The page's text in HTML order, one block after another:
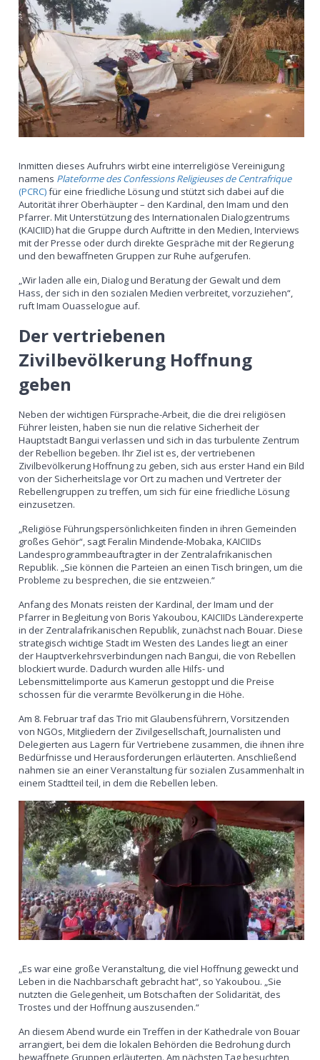
Inmitten dieses Aufruhrs wirbt eine interreligiöse Vereinigung
namens Plateforme des Confessions Religieuses de Centrafrique
(PCRC)für eine friedliche Lösung und stützt sich dabei auf die
Autorität ihrer Oberhäupter – den Kardinal, den Imam und den
Pfarrer. Mit Unterstützung des Internationalen Dialogzentrums
(KAICIID) hat die Gruppe durch Auftritte in den Medien, Interviews
mit der Presse oder durch direkte Gespräche mit der Regierung
und den bewaffneten Gruppen zur Ruhe aufgerufen.
„Wir laden alle ein, Dialog und Beratung der Gewalt und dem
Hass, der sich in den sozialen Medien verbreitet, vorzuziehen“,
ruft Imam Ouasselogue auf.
Der vertriebenen
Zivilbevölkerung Hoffnung
geben
Neben der wichtigen Fürsprache-Arbeit, die die drei religiösen
Führer leisten, haben sie nun die relative Sicherheit der
Hauptstadt Bangui verlassen und sich in das turbulente Zentrum
der Rebellion begeben. Ihr Ziel ist es, der vertriebenen
Zivilbevölkerung Hoffnung zu geben, sich aus erster Hand ein Bild
von der Sicherheitslage vor Ort zu machen und Vertreter der
Rebellengruppen zu treffen, um sich für eine friedliche Lösung
einzusetzen.
„Religiöse Führungspersönlichkeiten finden in ihren Gemeinden
großes Gehör“, sagt Feralin Mindende-Mobaka, KAICIIDs
Landesprogrammbeauftragter in der Zentralafrikanischen
Republik. „Sie können die Parteien an einen Tisch bringen, um die
Probleme zu besprechen, die sie entzweien.“
Anfang des Monats reisten der Kardinal, der Imam und der
Pfarrer in Begleitung von Boris Yakoubou, KAICIIDs Länderexperte
in der Zentralafrikanischen Republik, zunächst nach Bouar. Diese
strategisch wichtige Stadt im Westen des Landes liegt an einer
der Hauptverkehrsverbindungen nach Bangui, die von Rebellen
blockiert wurde. Dadurch wurden alle Hilfs- und
Lebensmittelimporte aus Kamerun gestoppt und die Preise
schossen für die verarmte Bevölkerung in die Höhe.
Am 8. Februar traf das Trio mit Glaubensführern, Vorsitzenden
von NGOs, Mitgliedern der Zivilgesellschaft, Journalisten und
Delegierten aus Lagern für Vertriebene zusammen, die ihnen ihre
Bedürfnisse und Herausforderungen erläuterten. Anschließend
nahmen sie an einer Veranstaltung für sozialen Zusammenhalt in
einem Stadtteil teil, in dem die Rebellen leben.
„Es war eine große Veranstaltung, die viel Hoffnung geweckt und
Leben in die Nachbarschaft gebracht hat“, so Yakoubou. „Sie
nutzten die Gelegenheit, um Botschaften der Solidarität, des
Trostes und der Hoffnung auszusenden.“
An diesem Abend wurde ein Treffen in der Kathedrale von Bouar
arrangiert, bei dem die lokalen Behörden die Bedrohung durch
bewaffnete Gruppen erläuterten. Am nächsten Tag besuchten